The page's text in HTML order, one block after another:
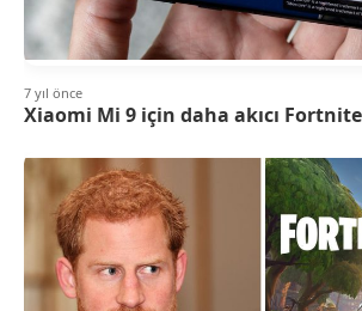
7 yıl önce
Xiaomi Mi 9 için daha akıcı